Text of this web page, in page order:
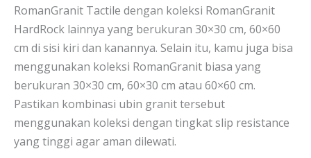
RomanGranit Tactile dengan koleksi RomanGranit
HardRock lainnya yang berukuran 30×30 cm, 60×60
cm di sisi kiri dan kanannya. Selain itu, kamu juga bisa
menggunakan koleksi RomanGranit biasa yang
berukuran 30×30 cm, 60×30 cm atau 60×60 cm.
Pastikan kombinasi ubin granit tersebut
menggunakan koleksi dengan tingkat slip resistance
yang tinggi agar aman dilewati.